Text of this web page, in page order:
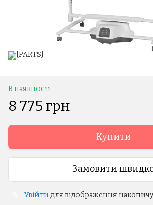
В наявності
8 775 грн
Купити
Замовити
Увійти для відображення